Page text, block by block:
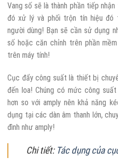
Vang số sẽ là thành phần tiếp
đó xử lý và phối trộn tín hiệu đó
người dùng! Bạn sẽ cần sử dụng
số hoặc căn chỉnh trên phần
trên máy tính!
Cục đẩy công suất là thiết bị
đến loa! Chúng có mức công
hơn so với amply nên khả năng
dụng tại các dàn âm thanh lớn,
đình như amply!
Chi tiết: Tác dụng của